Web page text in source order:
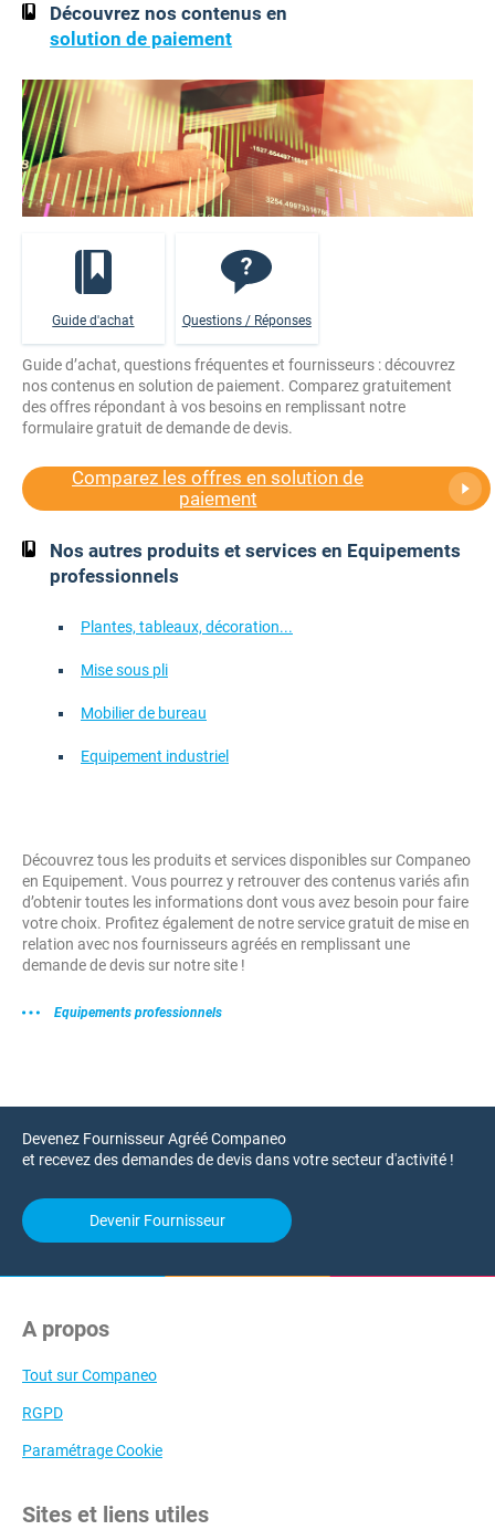
Découvrez nos contenus en
solution de paiement
Guide d'achat Questions / Réponses
Guide d’achat, questions fréquentes et fournisseurs : découvrez
nos contenus en solution de paiement. Comparez gratuitement
des offres répondant à vos besoins en remplissant notre
formulaire gratuit de demande de devis.
Comparez les offres en solution de
paiement
Nos autres produits et services en Equipements
professionnels
Plantes, tableaux, décoration...
Mise sous pli
Mobilier de bureau
Equipement industriel
Découvrez tous les produits et services disponibles sur Companeo
en Equipement. Vous pourrez y retrouver des contenus variés afin
d’obtenir toutes les informations dont vous avez besoin pour faire
votre choix. Profitez également de notre service gratuit de mise en
relation avec nos fournisseurs agréés en remplissant une
demande de devis sur notre site !
Equipements professionnels
Devenez Fournisseur Agréé Companeo
et recevez des demandes de devis dans votre secteur d'activité !
Devenir Fournisseur
A propos
Tout sur Companeo
RGPD
Paramétrage Cookie
Sites et liens utiles